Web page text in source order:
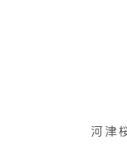
河津